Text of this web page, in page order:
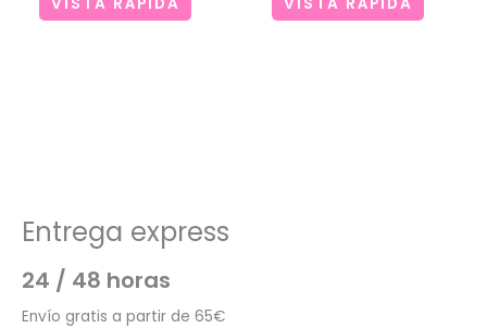
Entrega express
24 / 48 horas
Envío gratis a partir de 65€